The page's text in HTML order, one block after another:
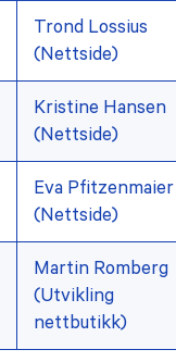
Trond Lossius
(Nettside)
Kristine Hansen
(Nettside)
Eva Pfitzenmaier
(Nettside)
Martin Romberg
(Utvikling
nettbutikk)